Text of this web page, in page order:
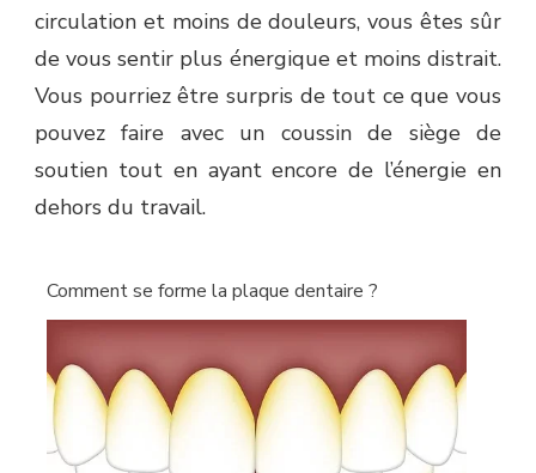
circulation et moins de douleurs, vous êtes sûr
de vous sentir plus énergique et moins distrait.
Vous pourriez être surpris de tout ce que vous
pouvez faire avec un coussin de siège de
soutien tout en ayant encore de l’énergie en
dehors du travail.
Comment se forme la plaque dentaire ?